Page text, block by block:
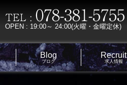
OPEN : 19:00～ 24:00(火曜・金曜定休)
Blog
ブログ
Recruit
求人情報